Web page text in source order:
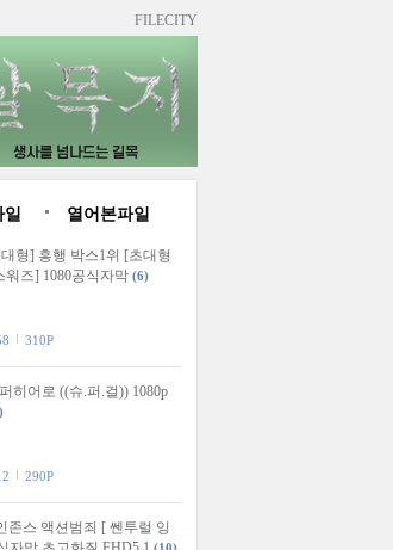
FILECITY
일 열어본파일
형] 흥행 박스1위 [초대형
워즈] 1080공식자막 (6)
310P
히어로 ((슈.퍼.걸)) 1080p
290P
존스 액션범죄 [ 쎈투럴 잉